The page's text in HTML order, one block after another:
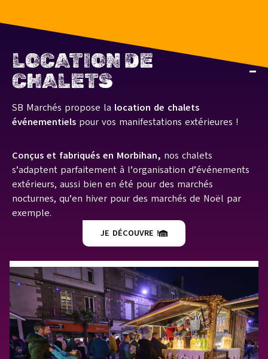
LOCATION DE
CHALETS
SB Marchés propose la location de chalets
événementiels pour vos manifestations extérieures !
Conçus et fabriqués en Morbihan, nos chalets
s’adaptent parfaitement à l’organisation d’événements
extérieurs, aussi bien en été pour des marchés
nocturnes, qu’en hiver pour des marchés de Noël par
exemple.
JE DÉCOUVRE !